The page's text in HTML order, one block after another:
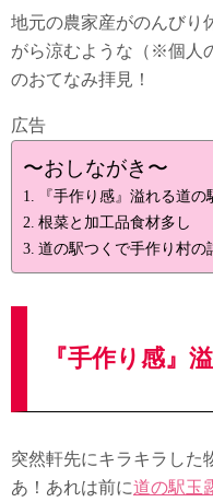
地元の農家産がのんびり
がら涼むような（※個人
のおてなみ拝見！
広告
〜おしながき〜
『手作り感』溢れる道の
根菜と加工品食材多し
道の駅つくで手作り村の
『手作り感』
突然軒先にキラキラした
あ！あれは前に道の駅玉